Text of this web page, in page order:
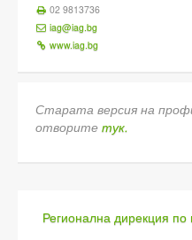
02 9813736
iag@iag.bg
www.iag.bg
Старата версия на
отворите тук.
Регионална дирекция по